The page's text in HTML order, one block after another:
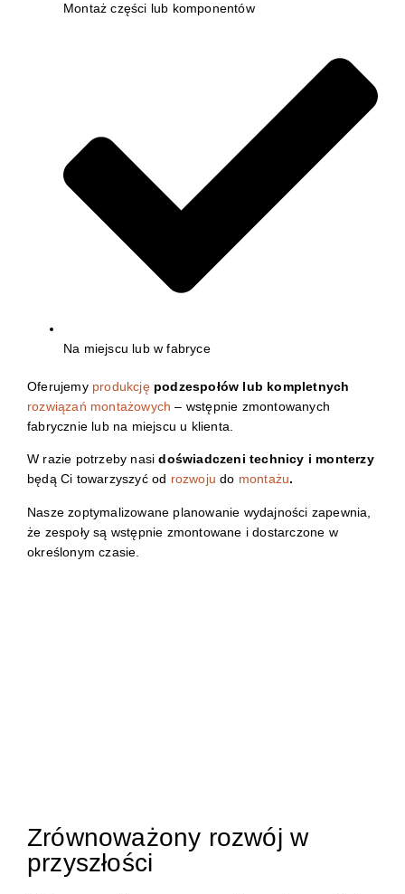
Montaż części lub komponentów
Na miejscu lub w fabryce
Oferujemy produkcję podzespołów lub kompletnych
rozwiązań montażowych – wstępnie zmontowanych
fabrycznie lub na miejscu u klienta.
W razie potrzeby nasidoświadczeni technicy i monterzy
będą Ci towarzyszyć od rozwoju do montażu.
Nasze zoptymalizowane planowanie wydajności zapewnia,
że zespoły są wstępnie zmontowane i dostarczone w
określonym czasie.
Zrównoważony rozwój w
przyszłości